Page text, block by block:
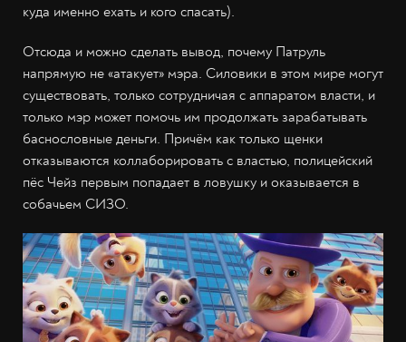
куда именно ехать и кого спасать).
Отсюда и можно сделать вывод, почему Патруль
напрямую не «атакует» мэра. Силовики в этом мире могут
существовать, только сотрудничая с аппаратом власти, и
только мэр может помочь им продолжать зарабатывать
баснословные деньги. Причём как только щенки
отказываются коллаборировать с властью, полицейский
пёс Чейз первым попадает в ловушку и оказывается в
собачьем СИЗО.